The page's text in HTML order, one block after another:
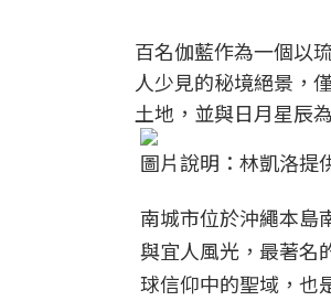
百名伽藍作為一個以
人少見的秘境絕景，
土地，並與日月星辰
圖片說明：林凱洛提
南城市位於沖繩本島
與宜人風光，最著名
球信仰中的聖域，也